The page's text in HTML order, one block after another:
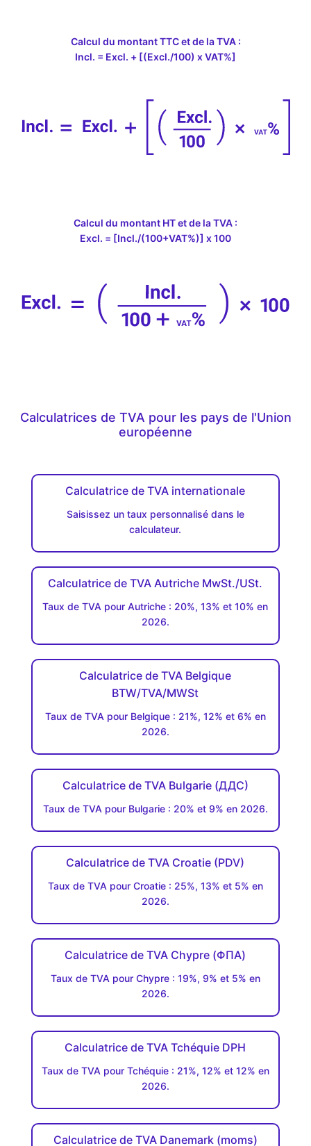
Calcul du montant TTC et de la TVA :
Incl. = Excl. + [(Excl./100) x VAT%]
Calcul du montant HT et de la TVA :
Excl. = [Incl./(100+VAT%)] x 100
Calculatrices de TVA pour les pays de l'Union
européenne
Calculatrice de TVA internationale
Saisissez un taux personnalisé dans le
calculateur.
Calculatrice de TVA Autriche MwSt./USt.
Taux de TVA pour Autriche : 20%, 13% et 10% en
2026.
Calculatrice de TVA Belgique
BTW/TVA/MWSt
Taux de TVA pour Belgique : 21%, 12% et 6% en
2026.
Calculatrice de TVA Bulgarie (ДДC)
Taux de TVA pour Bulgarie : 20% et 9% en 2026.
Calculatrice de TVA Croatie (PDV)
Taux de TVA pour Croatie : 25%, 13% et 5% en
2026.
Calculatrice de TVA Chypre (ΦΠΑ)
Taux de TVA pour Chypre : 19%, 9% et 5% en
2026.
Calculatrice de TVA Tchéquie DPH
Taux de TVA pour Tchéquie : 21%, 12% et 12% en
2026.
Calculatrice de TVA Danemark (moms)